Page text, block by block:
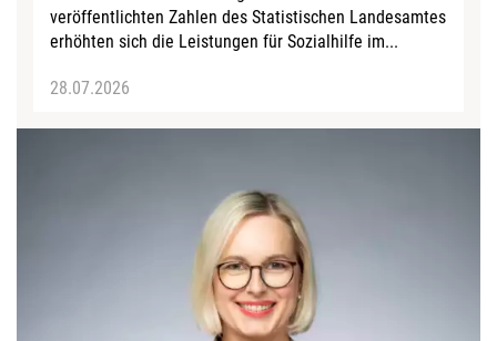
veröffentlichten Zahlen des Statistischen Landesamtes
erhöhten sich die Leistungen für Sozialhilfe im...
28.07.2026